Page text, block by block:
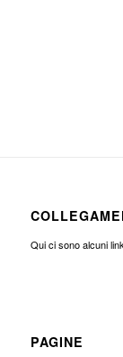
Qui ci sono alcuni
PAGINE